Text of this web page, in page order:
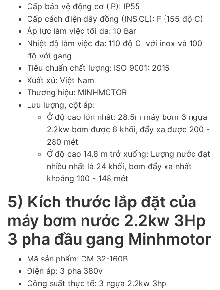
Cấp bảo vệ động cơ (IP): IP55
Cấp cách điện dây đồng (INS.CL): F (155 độ C)
Áp lực làm việc tối đa: 10 Bar
Nhiệt độ làm việc đa: 110 độ C với inox và 100
độ với gang
Tiêu chuẩn chất lượng: ISO 9001: 2015
Xuất xứ: Việt Nam
Thương hiệu: MINHMOTOR
Lưu lượng, cột áp:
Ở độ cao lớn nhất: 28.5m máy bơm 3 ngựa
2.2kw bơm được 6 khối, đẩy xa được 200 -
280 mét
Ở độ cao 14.8 m trở xuống: Lượng nước đạt
nhiều nhất là 24 khối, bơm đẩy xa nhất
khoảng 100 - 148 mét
5) Kích thước lắp đặt của
máy bơm nước 2.2kw 3Hp
3 pha đầu gang Minhmotor
Mã sản phẩm: CM 32-160B
Điện áp: 3 pha 380v
Công suất thực tế: 3 ngựa 2.2kw 3hp